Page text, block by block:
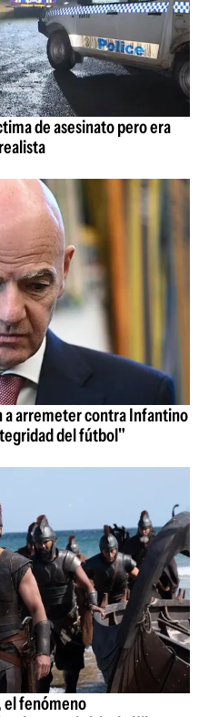
de asesinato pero era
a arremeter contra Infantino
del fútbol"
el fenómeno